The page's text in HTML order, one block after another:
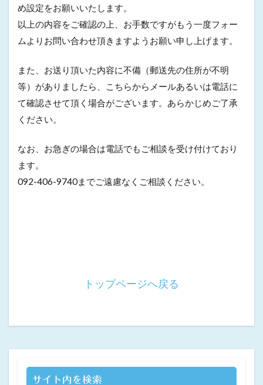
め設定をお願いいたします。
以上の内容をご確認の上、お手数ですがもう一度フォー
ムよりお問い合わせ頂きますようお願い申し上げます。
また、お送り頂いた内容に不備（郵送先の住所が不明
等）がありましたら、こちらからメールあるいは電話に
て確認させて頂く場合がございます。あらかじめご了承
ください。
なお、お急ぎの場合は電話でもご相談を受け付けており
ます。
092-406-9740までご遠慮なくご相談ください。
トップページへ戻る
サイト内を検索